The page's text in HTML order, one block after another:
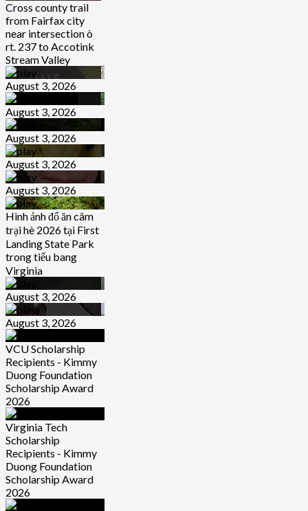
Cross county trail
from Fairfax city
near intersection ò
rt. 237 to Accotink
Stream Valley
August 3, 2026
August 3, 2026
August 3, 2026
August 3, 2026
August 3, 2026
Hình ảnh đổ ăn câm
trại hè 2026 tại First
Landing State Park
trong tiểu bang
Virginia
August 3, 2026
August 3, 2026
VCU Scholarship
Recipients - Kimmy
Duong Foundation
Scholarship Award
2026
Virginia Tech
Scholarship
Recipients - Kimmy
Duong Foundation
Scholarship Award
2026